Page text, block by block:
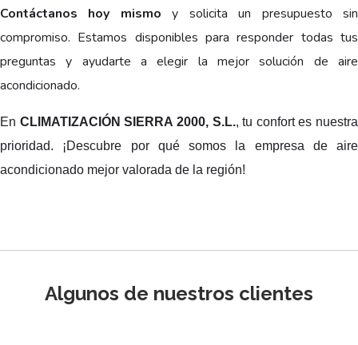
Contáctanos hoy mismo y solicita un presupuesto sin
compromiso. Estamos disponibles para responder todas tus
preguntas y ayudarte a elegir la mejor solución de aire
acondicionado.
En CLIMATIZACIÓN SIERRA 2000, S.L., tu confort es nuestra
prioridad. ¡Descubre por qué somos la empresa de aire
acondicionado mejor valorada de la región!
Algunos de nuestros clientes